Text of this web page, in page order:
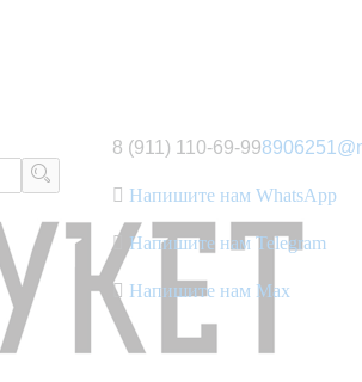
8 (911) 110-69-99
Напишите нам WhatsApp
Напишите нам Telegram
Напишите нам Max